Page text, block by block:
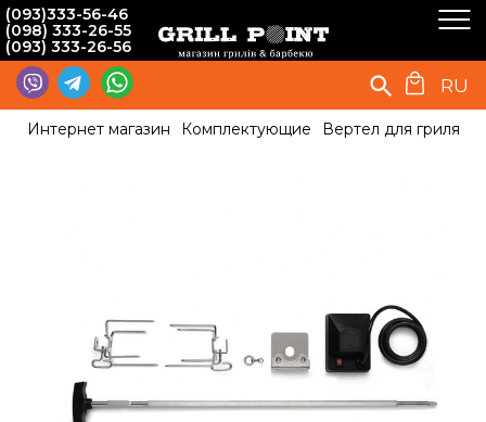
(093)333-56-46
(098) 333-26-55
(093) 333-26-56
RU
Интернет магазин Комплектующие Вертел для гриля